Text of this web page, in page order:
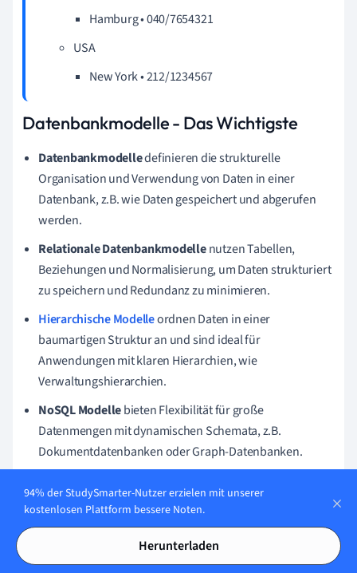
Hamburg • 040/7654321
USA
New York • 212/1234567
Datenbankmodelle - Das Wichtigste
Datenbankmodelledefinieren die strukturelle
Organisation und Verwendung von Daten in einer
Datenbank, z.B. wie Daten gespeichert und abgerufen
werden.
Relationale Datenbankmodellenutzen Tabellen,
Beziehungen und Normalisierung, um Daten strukturiert
zu speichern und Redundanz zu minimieren.
Hierarchische Modelleordnen Daten in einer
baumartigen Struktur an und sind ideal für
Anwendungen mit klaren Hierarchien, wie
Verwaltungshierarchien.
NoSQL Modellebieten Flexibilität für große
Datenmengen mit dynamischen Schemata, z.B.
Dokumentdatenbanken oder Graph-Datenbanken.
und Kundendatenbanken, die komplexe SQL-Abfragen
bei relationalen Datenbanken umfassen
94% der StudySmarter-Nutzer erzielen mit unserer
kostenlosen Plattform bessere Noten.
Herunterladen